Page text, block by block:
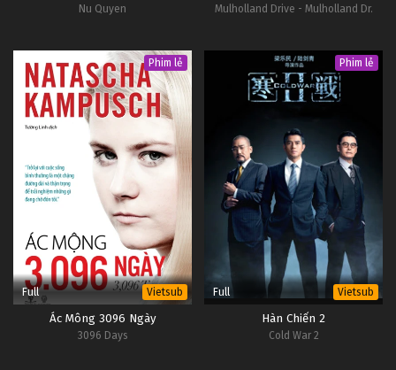
Nu Quyen Mulholland Drive - Mulholland Dr.
Phim lẻ
Full Vietsub
Ác Mông 3096 Ngày
3096 Days
Phim lẻ
Full Vietsub
Hàn Chiến 2
Cold War 2